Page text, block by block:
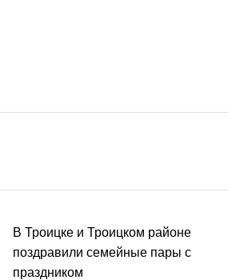
В Троицке и Троицком районе
поздравили семейные пары с
праздником